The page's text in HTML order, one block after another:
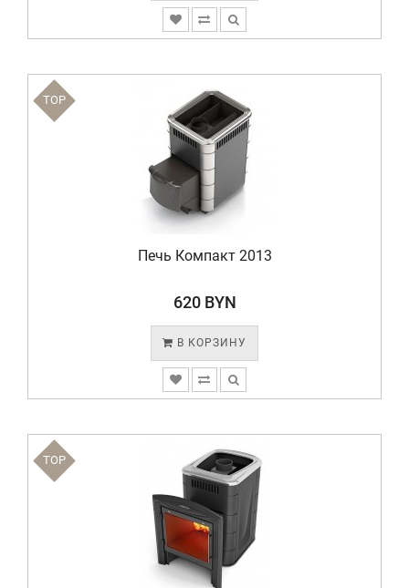
TOP
Печь Компакт 2013
620 BYN
В КОРЗИНУ
TOP